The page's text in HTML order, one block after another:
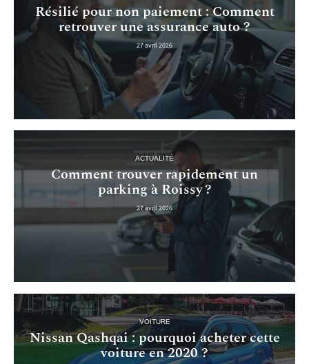
Résilié pour non paiement : Comment
retrouver une assurance auto ?
27 avril 2026
ACTUALITÉ
Comment trouver rapidement un
parking à Roissy ?
27 avril 2026
VOITURE
Nissan Qashqai : pourquoi acheter cette
voiture en 2020 ?